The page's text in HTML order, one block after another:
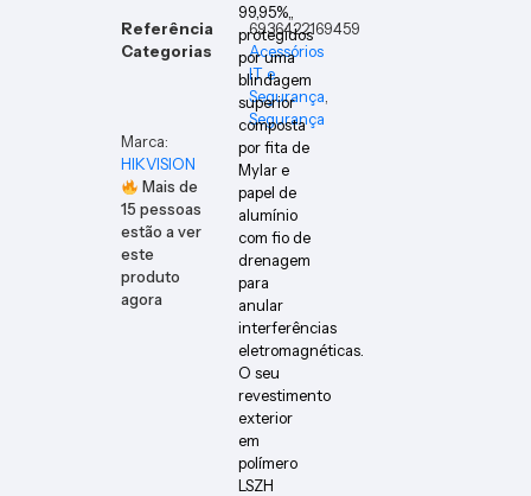
Referência
6936422169459
Categorias
Acessórios
IT e
Segurança,
Segurança
Marca:
HIKVISION
Mais de
15 pessoas
estão a ver
este
produto
agora
99,95%,,
protegidos
por uma
blindagem
superior
composta
por fita de
Mylar e
papel de
alumínio
com fio de
drenagem
para
anular
interferências
eletromagnéticas.
O seu
revestimento
exterior
em
polímero
LSZH